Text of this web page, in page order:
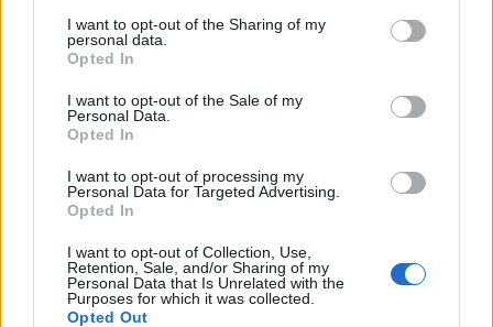
I want to opt-out of the Sharing of my
personal data.
Opted In
I want to opt-out of the Sale of my
Personal Data.
Opted In
I want to opt-out of processing my
Personal Data for Targeted Advertising.
Opted In
I want to opt-out of Collection, Use,
Retention, Sale, and/or Sharing of my
Personal Data that Is Unrelated with the
Purposes for which it was collected.
Opted Out
Facebook Share on X Bluesky
Email
Tags: ΚΚΕ
Σχετικά Άρθρα